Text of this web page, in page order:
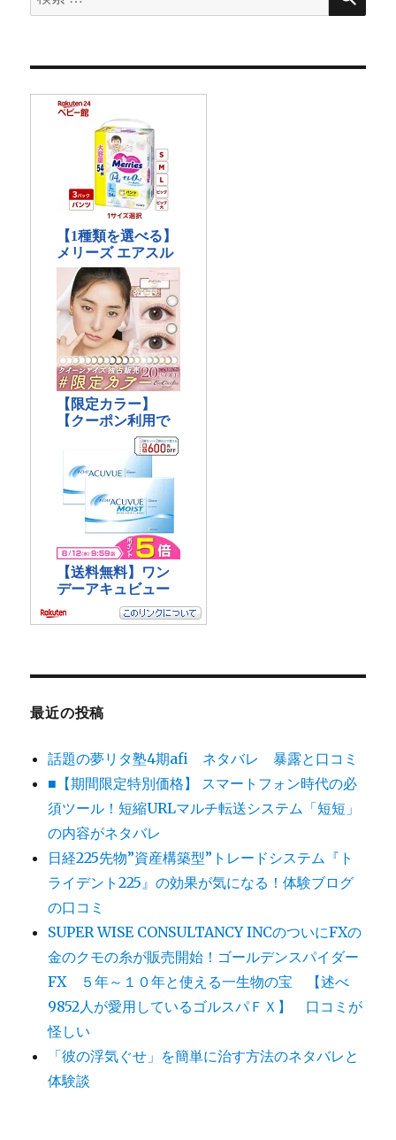
タ
レ
デ
ィ
ー
ス
フ
ァ
ッ
シ
ョ
ン
版
で
す。
っ
て
怪
し
い？
真
実
口
コ
ミ
に
索
象:
最近の投稿
話題の夢リタ塾4期afi ネタバレ 暴露と口コミ
■【期間限定特別価格】 スマートフォン時代の必
須ツール！短縮URLマルチ転送システム「短短」
の内容がネタバレ
日経225先物”資産構築型”トレードシステム『ト
ライデント225』の効果が気になる！体験ブログ
の口コミ
SUPER WISE CONSULTANCY INCのついにFXの
金のクモの糸が販売開始！ゴールデンスパイダー
FX ５年～１０年と使える一生物の宝 【述べ
9852人が愛用しているゴルスパＦＸ】 口コミが
怪しい
「彼の浮気ぐせ」を簡単に治す方法のネタバレと
体験談